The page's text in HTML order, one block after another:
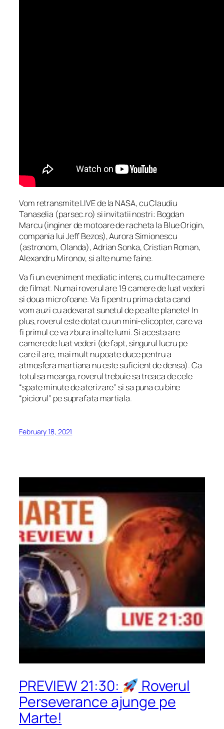
Vom retransmite LIVE de la NASA, cu Claudiu
Tanaselia (parsec.ro) si invitatii nostri: Bogdan
Marcu (inginer de motoare de racheta la Blue Origin,
compania lui Jeff Bezos), Aurora Simionescu
(astronom, Olanda), Adrian Sonka, Cristian Roman,
Alexandru Mironov, si alte nume faine.
Va fi un eveniment mediatic intens, cu multe camere
de filmat. Numai roverul are 19 camere de luat vederi
si doua microfoane. Va fi pentru prima data cand
vom auzi cu adevarat sunetul de pe alte planete! In
plus, roverul este dotat cu un mini-elicopter, care va
fi primul ce va zbura in alte lumi. Si acesta are
camere de luat vederi (de fapt, singurul lucru pe
care il are, mai mult nu poate duce pentru a
atmosfera martiana nu este suficient de densa). Ca
totul sa mearga, roverul trebuie sa treaca de cele
“spate minute de aterizare” si sa puna cu bine
“piciorul” pe suprafata martiala.
February 18, 2021
PREVIEW 21:30:
Roverul
Perseverance ajunge pe
Marte!